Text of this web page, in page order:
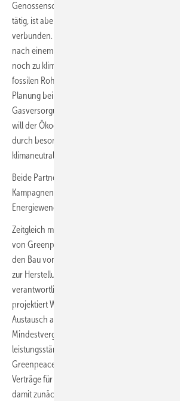
Genossenschaft Greenpeace Energy hingegen
tätig, ist aber wirtschaftlich nicht mit
verbunden. Auch dürfe die politische Forderung
nach einem schnellstmöglichen Ausstieg aus der
noch zu klimaschädlichen CO2-Emissionen aus
fossilen Rohstoffes führt, nicht verwechselt
Planung bei Greenpeace Energy. So will
Gasversorgung bis 2027 komplett klimaneutral
will der Ökoenergieversorger die Erdgasanteile
durch besonders hochwertiges Bio- oder auch
klimaneutrales Gas ersetzt haben.
Beide Partner würden aber „wie bisher
Kampagnen durchführen und Maßnahmen
Energiewende und Klimaschutz vorantreiben“,
Zeitgleich mit der Umbenennung firmiert auch
von Greenpeace Energy neu. Das Unternehmen
den Bau von Erneuerbaren-Anlagen-Parks oder
zur Herstellung von grünem Wasserstoff aus
verantwortlich, soll von Herbst an Green Planet
projektiert Wind- und Solarparks und zielt unter
Austausch alter, nicht mehr durch einen
Mindestvergütungspreis abgesicherter
leistungsstärkere Neuanlagen. Während das
Greenpeace Energy mit Betreibern solcher
Verträge für eine ein- bis mehrjährige
damit zunächst einen rentablen Weiterbetrieb